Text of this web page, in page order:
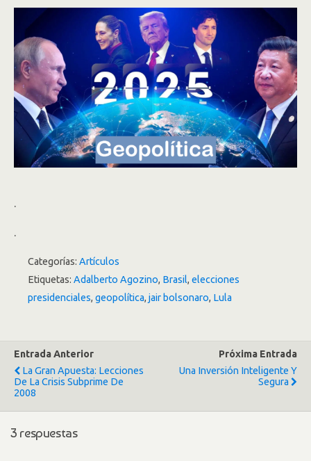
.
.
Categorías: Artículos
Etiquetas: Adalberto Agozino, Brasil, elecciones
presidenciales, geopolítica, jair bolsonaro, Lula
Entrada Anterior
La Gran Apuesta: Lecciones
De La Crisis Subprime De
2008
Próxima Entrada
Una Inversión Inteligente Y
Segura
3 respuestas